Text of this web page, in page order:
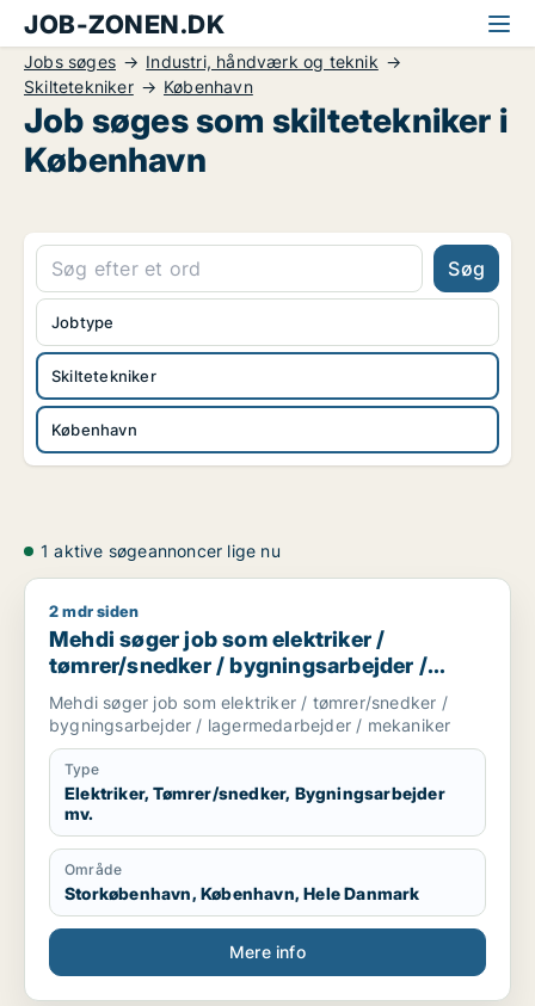
JOB-ZONEN.DK
Jobs søges
Industri, håndværk og teknik
Skiltetekniker
København
Job søges som skiltetekniker i
København
Søg
Skiltetekniker
København
Jobtype
1 aktive søgeannoncer lige nu
Mehdi søger job som elektriker / tømrer/snedker /
2 mdr siden
Mehdi søger job som elektriker /
tømrer/snedker / bygningsarbejder /
lagermedarbejder / mekaniker
Mehdi søger job som elektriker / tømrer/snedker /
bygningsarbejder / lagermedarbejder / mekaniker
Type
Elektriker, Tømrer/snedker, Bygningsarbejder
mv.
Område
Storkøbenhavn, København, Hele Danmark
Mere info